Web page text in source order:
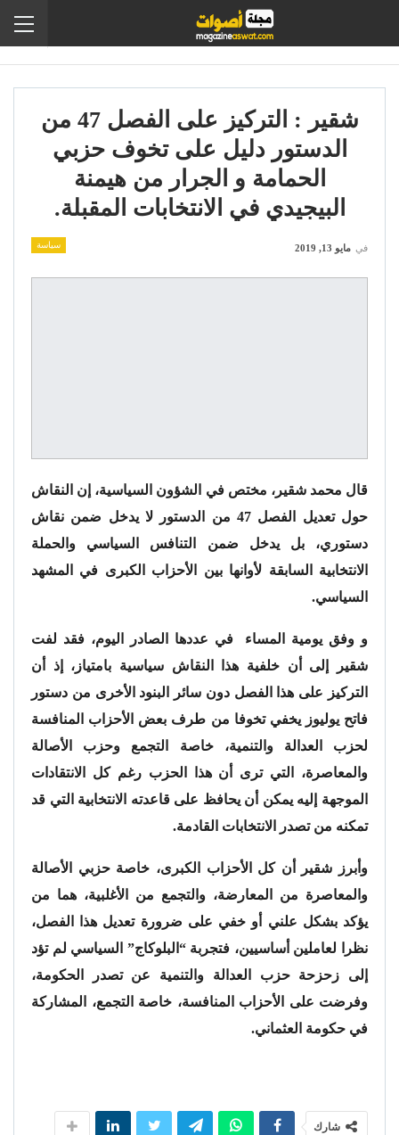
شقير : التركيز على الفصل 47 من
الدستور دليل على تخوف حزبي
الحمامة و الجرار من هيمنة
البيجيدي في الانتخابات المقبلة.
سياسة في مايو 13, 2019
قال محمد شقير، مختص في الشؤون السياسية، إن النقاش
حول تعديل الفصل 47 من الدستور لا يدخل ضمن نقاش
دستوري، بل يدخل ضمن التنافس السياسي والحملة
الانتخابية السابقة لأوانها بين الأحزاب الكبرى في المشهد
السياسي.
و وفق يومية المساء في عددها الصادر اليوم، فقد لفت
شقير إلى أن خلفية هذا النقاش سياسية بامتياز، إذ أن
التركيز على هذا الفصل دون سائر البنود الأخرى من دستور
فاتح يوليوز يخفي تخوفا من طرف بعض الأحزاب المنافسة
لحزب العدالة والتنمية، خاصة التجمع وحزب الأصالة
والمعاصرة، التي ترى أن هذا الحزب رغم كل الانتقادات
الموجهة إليه يمكن أن يحافظ على قاعدته الانتخابية التي قد
تمكنه من تصدر الانتخابات القادمة.
وأبرز شقير أن كل الأحزاب الكبرى، خاصة حزبي الأصالة
والمعاصرة من المعارضة، والتجمع من الأغلبية، هما من
يؤكد بشكل علني أو خفي على ضرورة تعديل هذا الفصل،
نظرا لعاملين أساسيين، فتجربة “البلوكاج” السياسي لم تؤد
إلى زحزحة حزب العدالة والتنمية عن تصدر الحكومة،
وفرضت على الأحزاب المنافسة، خاصة التجمع، المشاركة
في حكومة العثماني.
شارك